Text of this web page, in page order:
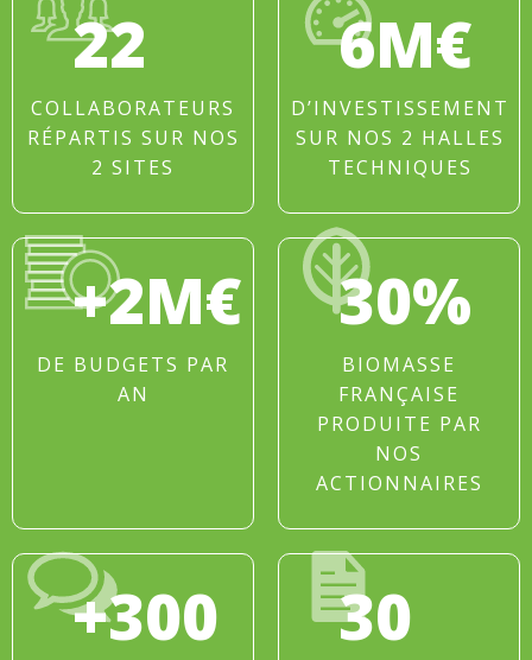
22
COLLABORATEURS
RÉPARTIS SUR NOS
2 SITES
6M€
D’INVESTISSEMENT
SUR NOS 2 HALLES
TECHNIQUES
+2M€
DE BUDGETS PAR
AN
30%
BIOMASSE
FRANÇAISE
PRODUITE PAR
NOS
ACTIONNAIRES
+300 30